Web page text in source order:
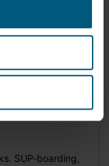
SUP-boarding,